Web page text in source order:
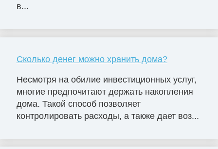
в...
Сколько денег можно хранить дома?
Несмотря на обилие инвестиционных услуг,
многие предпочитают держать накопления
дома. Такой способ позволяет
контролировать расходы, а также дает воз...